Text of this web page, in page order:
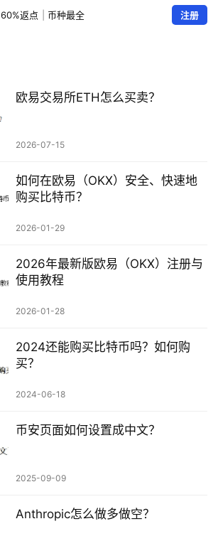
60%返点 币种最全 注册
欧易交易所ETH怎么买卖？
2026-07-15
如何在欧易（OKX）安全、快速地
购买比特币？
2026-01-29
2026年最新版欧易（OKX）注册与
使用教程
2026-01-28
2024还能购买比特币吗？如何购
买？
2024-06-18
币安页面如何设置成中文？
2025-09-09
Anthropic怎么做多做空？